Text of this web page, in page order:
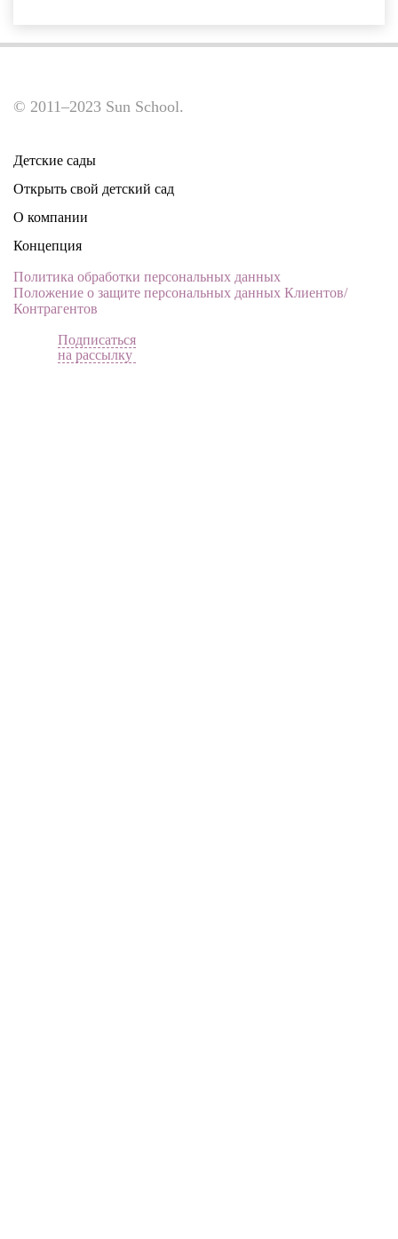
© 2011–2023 Sun School.
Детские сады
Открыть свой детский сад
О компании
Концепция
Политика обработки персональных данных
Положение о защите персональных данных Клиентов/
Контрагентов
Подписаться
на рассылку